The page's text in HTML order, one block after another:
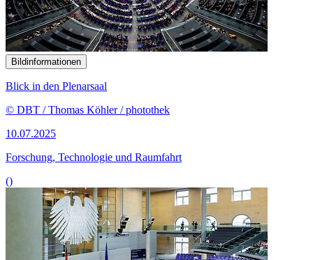
Bildinformationen
Blick in den Plenarsaal
© DBT / Thomas Köhler / photothek
10.07.2025
Forschung, Technologie und Raumfahrt
()